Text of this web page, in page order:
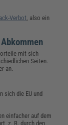
Verbot , also ein
mit sich
Seiten.
an.
sich die EU und
einfacher auf dem
z. B. durch den